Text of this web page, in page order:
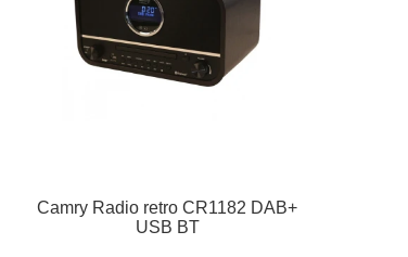
Camry Radio retro CR1182 DAB+
USB BT